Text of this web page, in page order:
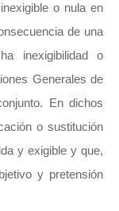
o nula en
de una
inexigibilidad o
Generales de
En dichos
o sustitución
y exigible y que,
y pretensión